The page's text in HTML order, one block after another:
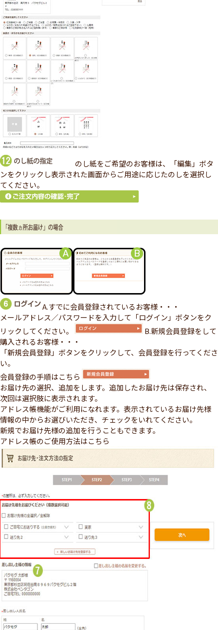
のし紙をご希望のお客様は、「編集」ボタ
ンをクリックし表示された画面からご用途に応じたのしを選択し
てください。
A.すでに会員登録されているお客様・・・
メールアドレス／パスワードを入力して「ログイン」ボタンをク
リックしてください。
B.新規会員登録をして
購入されるお客様・・・
「新規会員登録」ボタンをクリックして、会員登録を行ってくださ
い。
会員登録の手順はこちら
お届け先の選択、追加をします。追加したお届け先は保存され、
次回は選択肢に表示されます。
アドレス帳機能がご利用になれます。表示されているお届け先様
情報の中からお選びいただき、チェックをいれてください。
新規でお届け先様の追加を行うこともできます。
アドレス帳のご使用方法はこちら